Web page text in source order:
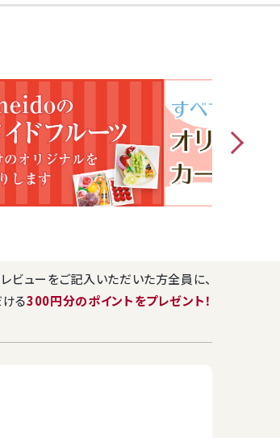
日お祝い・お見舞い
ーツを彩りよくお詰めいたします。
ます
ビューをご記入いただいた方全員に、
る300円分のポイントをプレゼント！